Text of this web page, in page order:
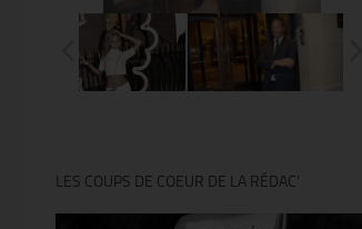
LES COUPS DE COEUR DE LA RÉDAC’